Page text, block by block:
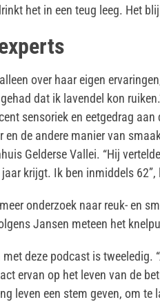
het in een teug leeg. Het
over haar eigen
dat ik lavendel kon
sensoriek en eetgedrag
en de andere manier van
Gelderse Vallei. “Hij
krijgt. Ik ben inmiddels 62”,
onderzoek naar reuk- en
Jansen meteen het
deze podcast is tweeledig.
ervan op het leven van de
leven een stem geven, om